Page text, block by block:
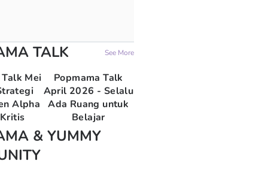
TALK See More
Mei
Alpha
Popmama Talk
April 2026 - Selalu
Ada Ruang untuk
Belajar
& YUMMY